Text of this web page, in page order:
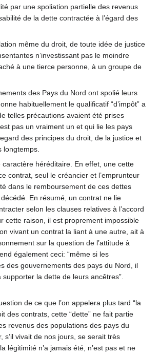
par une spoliation partielle des revenus
de la dette contractée à l’égard des
même du droit, de toute idée de justice
n’investissant pas le moindre
à une tierce personne, à un groupe de
des Pays du Nord ont spolié leurs
habituellement le qualificatif “d’impôt” a
telles précautions avaient été prises
pas un vraiment un et qui lie les pays
des principes du droit, de la justice et
longtemps.
héréditaire. En effet, une cette
contrat, seul le créancier et l’emprunteur
dans le remboursement de ces dettes
En résumé, un contrat ne lie
selon les clauses relatives à l’accord
cette raison, il est proprement impossible
vivant un contrat la liant à une autre, ait à
sur la question de l’attitude à
également ceci: “même si les
des gouvernements des pays du Nord, il
la dette de leurs ancêtres”.
de ce que l’on appelera plus tard “la
des contrats, cette “dette” ne fait partie
revenus des populations des pays du
s’il vivait de nos jours, se serait très
n’a jamais été, n’est pas et ne